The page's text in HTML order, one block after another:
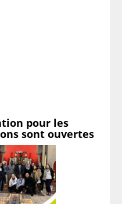
pour les
sont ouvertes